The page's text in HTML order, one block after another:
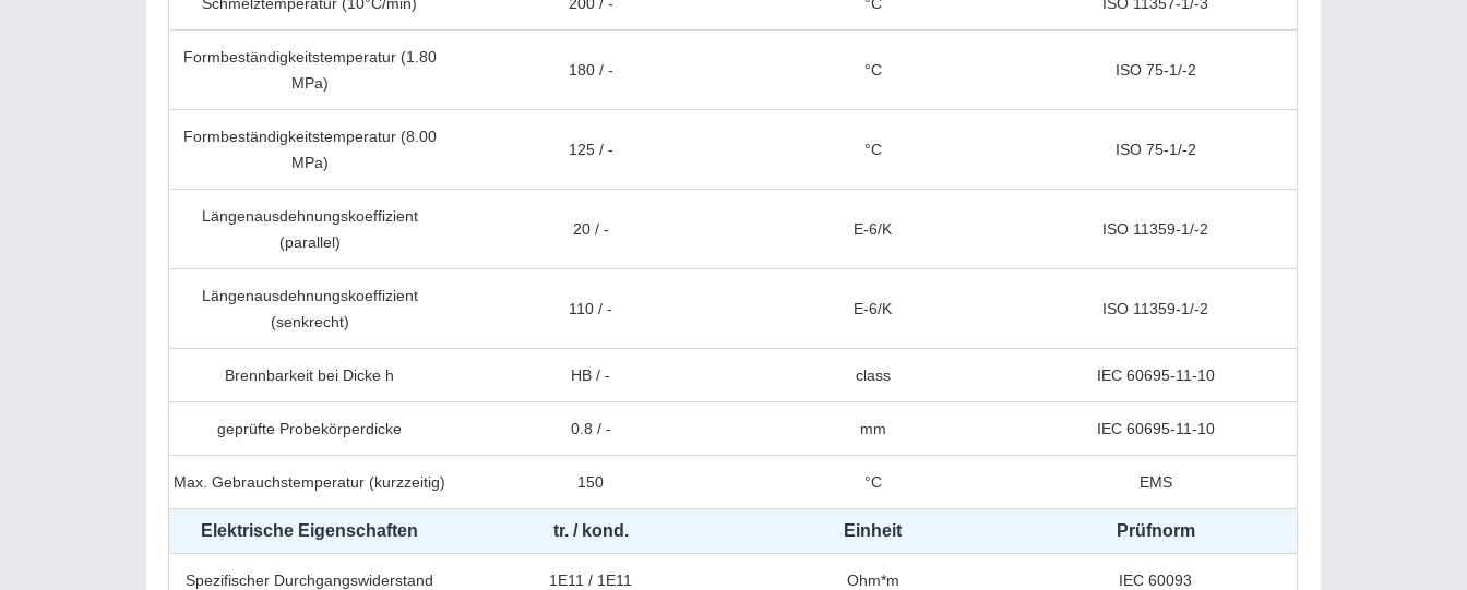
Formbeständigkeitstemperatur (1.80
MPa)
180 / - °C ISO 75-1/-2
Formbeständigkeitstemperatur (8.00
MPa)
125 / - °C ISO 75-1/-2
Längenausdehnungskoeffizient
(parallel)
20 / - E-6/K ISO 11359-1/-2
Längenausdehnungskoeffizient
(senkrecht)
110 / - E-6/K ISO 11359-1/-2
Brennbarkeit bei Dicke h HB / - class IEC 60695-11-10
geprüfte Probekörperdicke 0.8 / - mm IEC 60695-11-10
Max. Gebrauchstemperatur (kurzzeitig) 150 °C EMS
Elektrische Eigenschaften tr. / kond. Einheit Prüfnorm
Spezifischer Durchgangswiderstand 1E11 / 1E11 Ohm*m IEC 60093